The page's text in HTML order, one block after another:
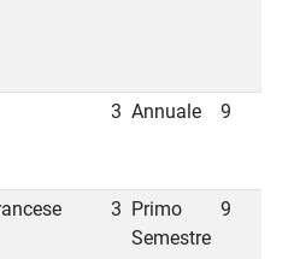
3 Annuale 9
3 Primo
Semestre
9